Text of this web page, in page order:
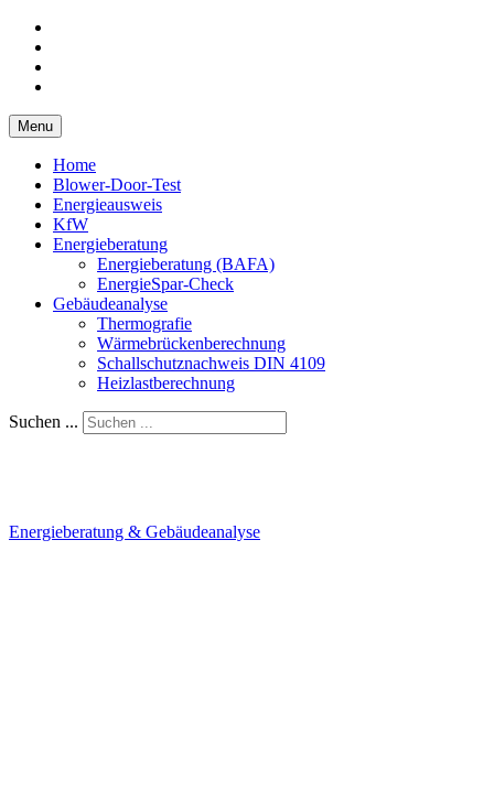
Menu
Home
Blower-Door-Test
Energieausweis
KfW
Energieberatung
Energieberatung (BAFA)
EnergieSpar-Check
Gebäudeanalyse
Thermografie
Wärmebrückenberechnung
Schallschutznachweis DIN 4109
Heizlastberechnung
Suchen ...
Energieberatung & Gebäudeanalyse